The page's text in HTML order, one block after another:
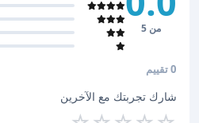
من 5
0 تقييم
شارك تجربتك مع الآخرين